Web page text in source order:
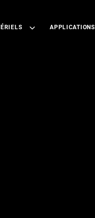
APPLICATIONS